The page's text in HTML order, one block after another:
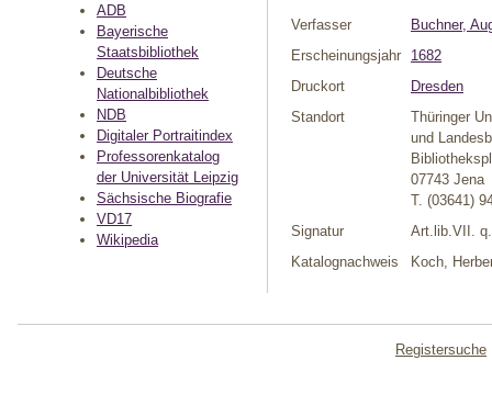
ADB
Bayerische
Staatsbibliothek
Deutsche
Nationalbibliothek
NDB
Digitaler Portraitindex
Professorenkatalog
der Universität Leipzig
Sächsische Biografie
VD17
Wikipedia
Verfasser
Buchner,
Erscheinungsjahr
1682
Druckort
Dresden
Standort
Thüringer
und
07743 Jena
T. (03641)
Signatur
Art.lib.VII.
Katalognachweis
Koch,
Registersuche